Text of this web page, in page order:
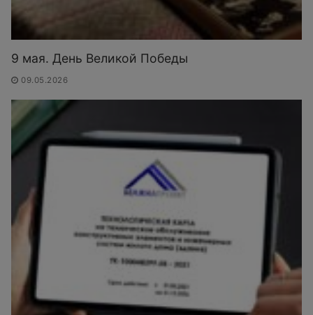
9 мая. День Великой Победы
09.05.2026